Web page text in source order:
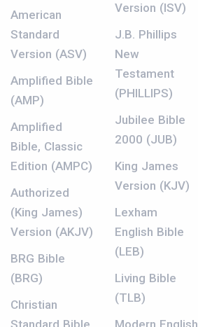
American
Standard
Version (ASV)
Amplified Bible
(AMP)
Amplified
Bible, Classic
Edition (AMPC)
Authorized
(King James)
Version (AKJV)
BRG Bible
(BRG)
Christian
Version (ISV)
J.B. Phillips
New
Testament
(PHILLIPS)
Jubilee Bible
2000 (JUB)
King James
Version (KJV)
Lexham
English Bible
(LEB)
Living Bible
(TLB)